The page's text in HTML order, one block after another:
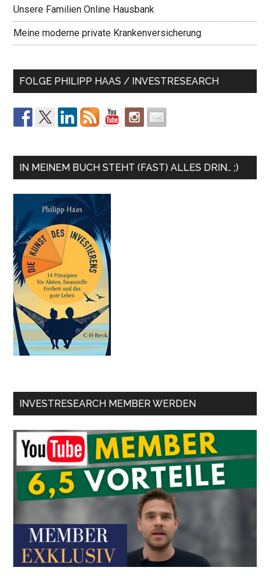
Unsere Familien Online Hausbank
Meine moderne private Krankenversicherung
FOLGE PHILIPP HAAS / INVESTRESEARCH
IN MEINEM BUCH STEHT (FAST) ALLES DRIN… ;)
INVESTRESEARCH MEMBER WERDEN